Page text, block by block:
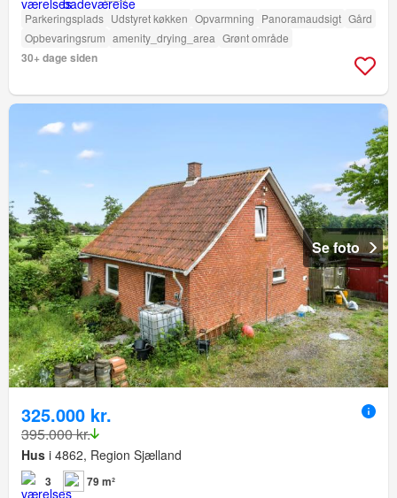
Parkeringsplads Udstyret køkken Opvarmning Panoramaudsigt Gård
Opbevaringsrum amenity_drying_area Grønt område
30+ dage siden
Se foto
325.000 kr.
395.000 kr.
Hus i 4862, Region Sjælland
3 79 m²